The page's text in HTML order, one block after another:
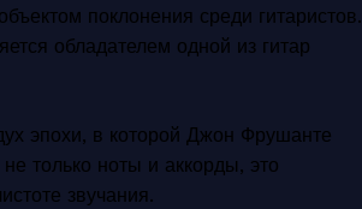
поклонения среди гитаристов.
обладателем одной из гитар
эпохи, в которой Джон Фрушанте
только ноты и аккорды, это
звучания.